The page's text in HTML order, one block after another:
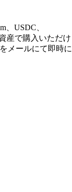
、USDC、
産で購入いただけ
メールにて即時に